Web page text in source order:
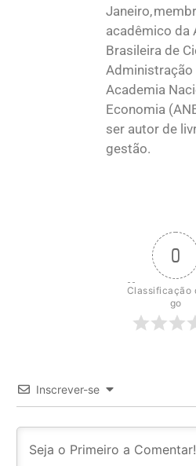
Janeiro,
acadêmico da
Brasileira de
Administração
Academia
Economia
ser autor de
gestão.
0
Classificação
go
Inscrever-se